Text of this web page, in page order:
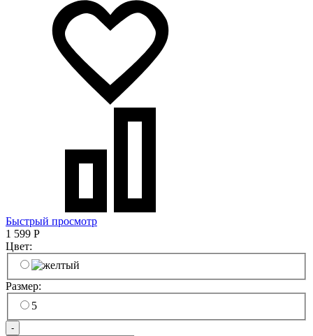
Быстрый просмотр
1 599 Р
Цвет:
Размер:
5
-